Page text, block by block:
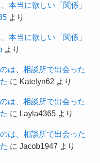
本当に欲しい「関係」
より
本当に欲しい「関係」
より
は、相談所で出会った
に Katelyn62 より
は、相談所で出会った
に Layla4365より
は、相談所で出会った
に Jacob1947 より